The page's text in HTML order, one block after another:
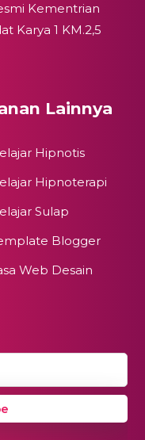
Kementrian
Karya 1 KM.2,5
Lainnya
Hipnotis
Hipnoterapi
Sulap
Blogger
Web Desain